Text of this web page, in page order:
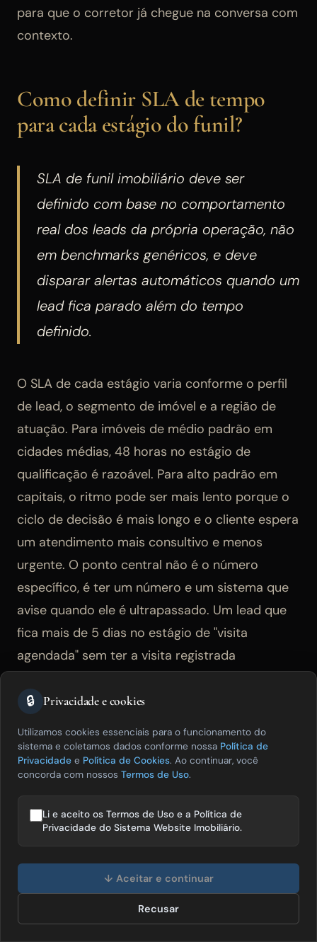
para que o corretor já chegue na conversa com
contexto.
Como definir SLA de tempo
para cada estágio do funil?
SLA de funil imobiliário deve ser
definido com base no comportamento
real dos leads da própria operação, não
em benchmarks genéricos, e deve
disparar alertas automáticos quando um
lead fica parado além do tempo
definido.
O SLA de cada estágio varia conforme o perfil
de lead, o segmento de imóvel e a região de
atuação. Para imóveis de médio padrão em
cidades médias, 48 horas no estágio de
qualificação é razoável. Para alto padrão em
capitais, o ritmo pode ser mais lento porque o
ciclo de decisão é mais longo e o cliente espera
um atendimento mais consultivo e menos
urgente. O ponto central não é o número
específico, é ter um número e um sistema que
avise quando ele é ultrapassado. Um lead que
fica mais de 5 dias no estágio de "visita
agendada" sem ter a visita registrada
de ação imediata, mas sem alerta automático,
Por que a maioria das
implementações de CRM
imobiliário não funciona como
funil?
Porque o CRM é configurado como
🔒 Privacidade e cookies
Utilizamos cookies essenciais para o funcionamento do
sistema e coletamos dados conforme nossa Política de
Privacidade e Política de Cookies. Ao continuar, você
concorda com nossos Termos de Uso.
Li e aceito os Termos de Uso e a Política de
Privacidade do Sistema Website Imobiliário.
↓ Aceitar e continuar
Recusar
imóveis? 😊